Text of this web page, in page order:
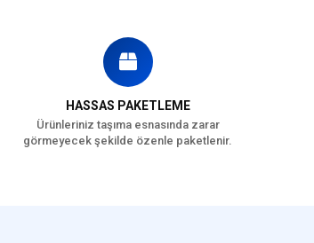
HASSAS PAKETLEME
Ürünleriniz taşıma esnasında zarar
görmeyecek şekilde özenle paketlenir.